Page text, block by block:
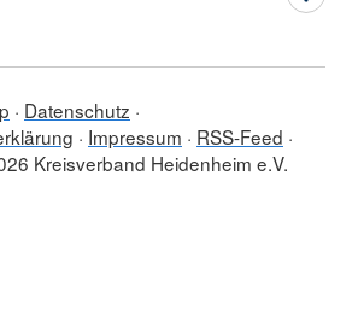
Datenschutz
Impressum
RSS-Feed
Kreisverband Heidenheim e.V.